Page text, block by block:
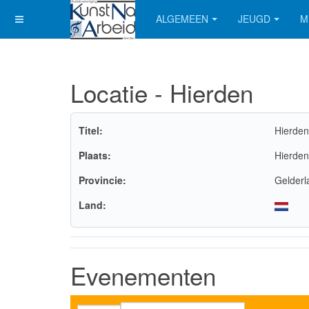
ALGEMEEN JEUGD
Locatie - Hierden
Titel:
Hierden
Plaats:
Hierden
Provincie:
Land:
Evenementen